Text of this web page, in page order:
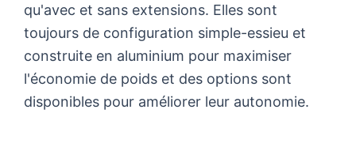
qu'avec et sans extensions. Elles sont
toujours de configuration simple-essieu et
construite en aluminium pour maximiser
l'économie de poids et des options sont
disponibles pour améliorer leur autonomie.